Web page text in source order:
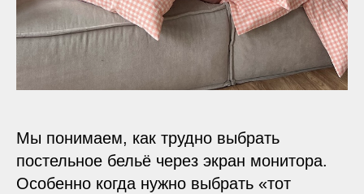
Мы понимаем, как трудно выбрать
постельное бельё через экран монитора.
Особенно когда нужно выбрать «тот